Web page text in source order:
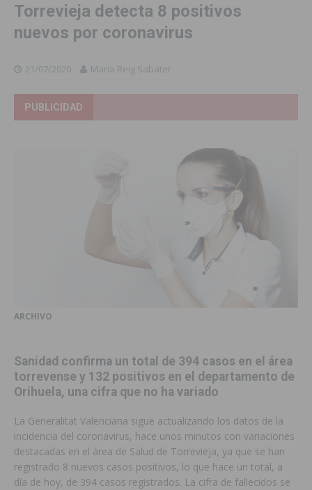
Torrevieja detecta 8 positivos
nuevos por coronavirus
21/07/2020 Maria Reig Sabater
PUBLICIDAD
ARCHIVO
Sanidad confirma un total de 394 casos en el área
torrevense y 132 positivos en el departamento de
Orihuela, una cifra que no ha variado
La Generalitat Valenciana sigue actualizando los datos de la
incidencia del coronavirus, hace unos minutos con variaciones
destacadas en el área de Salud de Torrevieja, ya que se han
registrado 8 nuevos casos positivos, lo que hace un total, a
día de hoy, de 394 casos registrados. La cifra de fallecidos se